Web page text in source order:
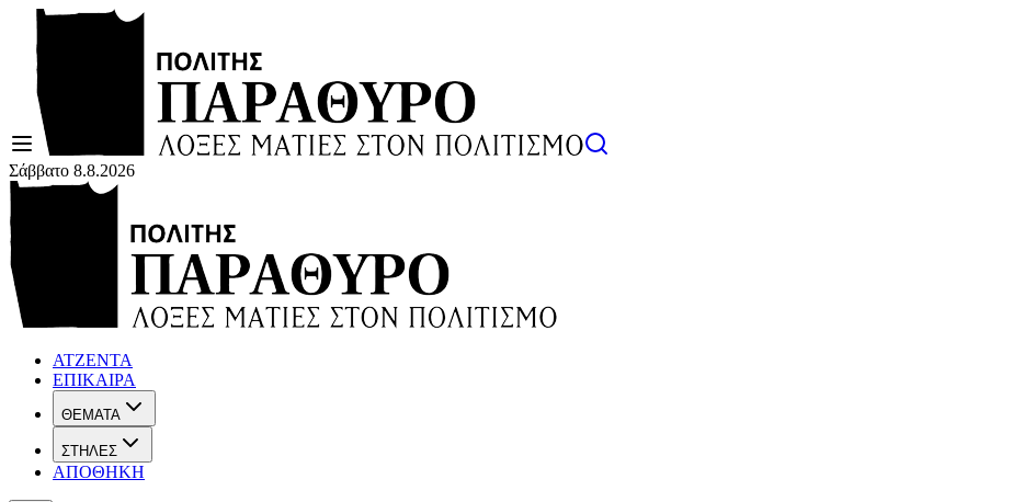
Σάββατο 8.8.2026
ΑΤΖΕΝΤΑ
ΕΠΙΚΑΙΡΑ
ΘΕΜΑΤΑ
ΣΤΗΛΕΣ
ΑΠΟΘΗΚΗ